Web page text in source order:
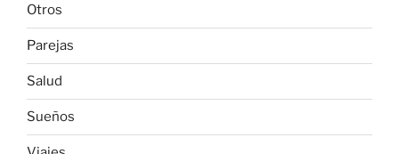
Otros
Parejas
Salud
Sueños